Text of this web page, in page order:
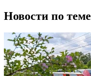
Новости по теме